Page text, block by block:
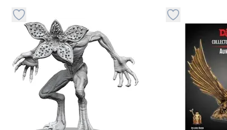
omiljeno
Dugme za dodavanje stvari u kategorijuDugme za